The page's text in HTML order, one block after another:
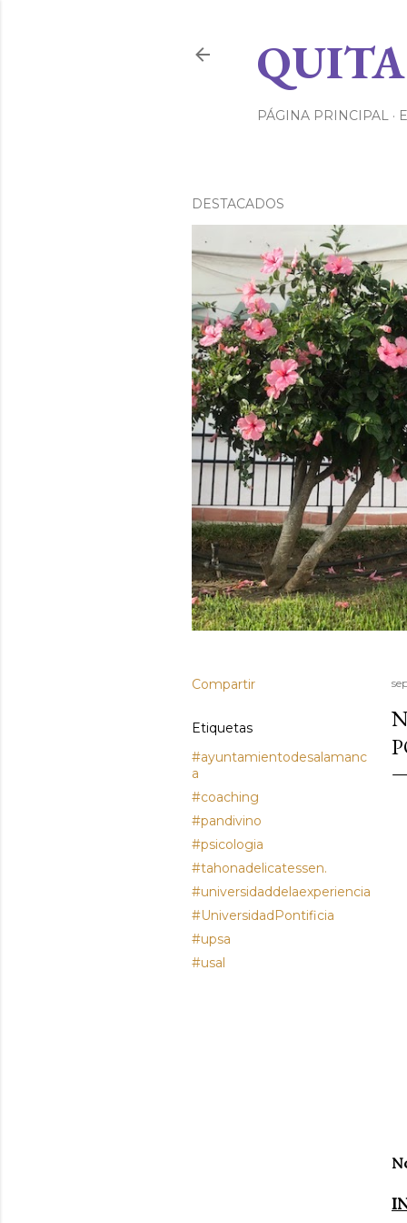
PÁGINA PRINCIPAL
DESTACADOS
Compartir
Etiquetas
#ayuntamientodesalamanc
a
#coaching
#pandivino
#psicologia
#tahonadelicatessen.
#universidaddelaexperiencia
#UniversidadPontificia
#upsa
#usal